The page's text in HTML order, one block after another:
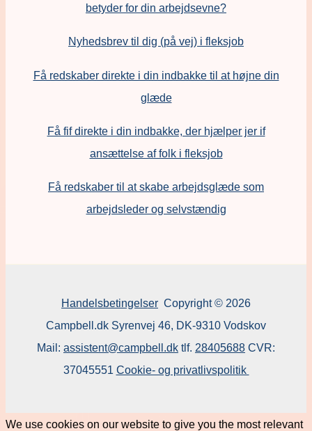
betyder for din arbejdsevne?
Nyhedsbrev til dig (på vej) i fleksjob
Få redskaber direkte i din indbakke til at højne din
glæde
Få fif direkte i din indbakke, der hjælper jer if
ansættelse af folk i fleksjob
Få redskaber til at skabe arbejdsglæde som
arbejdsleder og selvstændig
Handelsbetingelser Copyright © 2026
Campbell.dk Syrenvej 46, DK-9310 Vodskov
Mail: assistent@campbell.dk tlf. 28405688 CVR:
37045551 Cookie- og privatlivspolitik
We use cookies on our website to give you the most relevant